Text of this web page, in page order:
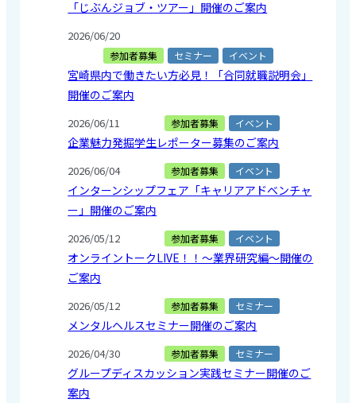
「じぶんジョブ・ツアー」開催のご案内
2026/06/20
参加者募集 セミナー イベント
宮崎県内で働きたい方必見！「合同就職説明会」
開催のご案内
2026/06/11 参加者募集 イベント
企業魅力発掘学生レポーター募集のご案内
2026/06/04 参加者募集 イベント
インターンシップフェア「キャリアアドベンチャ
ー」開催のご案内
2026/05/12 参加者募集 イベント
オンライントークLIVE！！～業界研究編～開催の
ご案内
2026/05/12 参加者募集 セミナー
メンタルヘルスセミナー開催のご案内
2026/04/30 参加者募集 セミナー
グループディスカッション実践セミナー開催のご
案内